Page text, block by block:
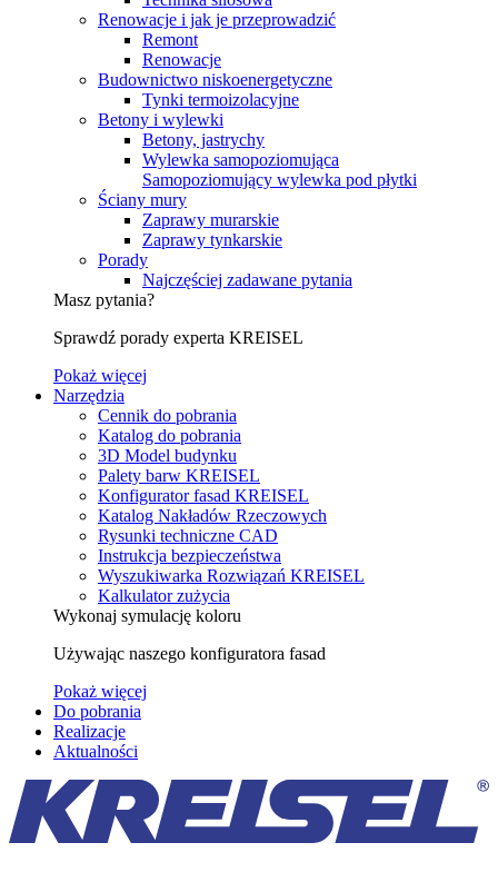
Renowacje i jak je przeprowadzić
Remont
Renowacje
Budownictwo niskoenergetyczne
Tynki termoizolacyjne
Betony i wylewki
Betony, jastrychy
Wylewka samopoziomująca
Samopoziomujący wylewka pod płytki
Ściany mury
Zaprawy murarskie
Zaprawy tynkarskie
Porady
Najczęściej zadawane pytania
Masz pytania?
Sprawdź porady experta KREISEL
Pokaż więcej
Narzędzia
Cennik do pobrania
Katalog do pobrania
3D Model budynku
Palety barw KREISEL
Konfigurator fasad KREISEL
Katalog Nakładów Rzeczowych
Rysunki techniczne CAD
Instrukcja bezpieczeństwa
Wyszukiwarka Rozwiązań KREISEL
Kalkulator zużycia
Wykonaj symulację koloru
Używając naszego konfiguratora fasad
Pokaż więcej
Do pobrania
Realizacje
Aktualności